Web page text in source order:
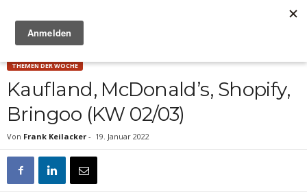
THEMEN DER WOCHE
Kaufland, McDonald’s, Shopify,
Bringoo (KW 02/03)
Von Frank Keilacker - 19. Januar 2022